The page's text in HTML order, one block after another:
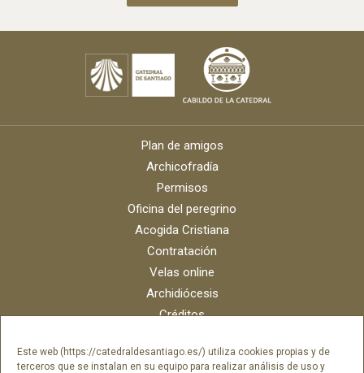
Este web (https://catedraldesantiago.es/) utiliza cookies propias y de
terceros que se instalan en su equipo para realizar análisis de uso y
Plan de amigos
Archicofradía
Permisos
Oficina del peregrino
Acogida Cristiana
Contratación
Velas online
Archidiócesis
Créditos
Contacto